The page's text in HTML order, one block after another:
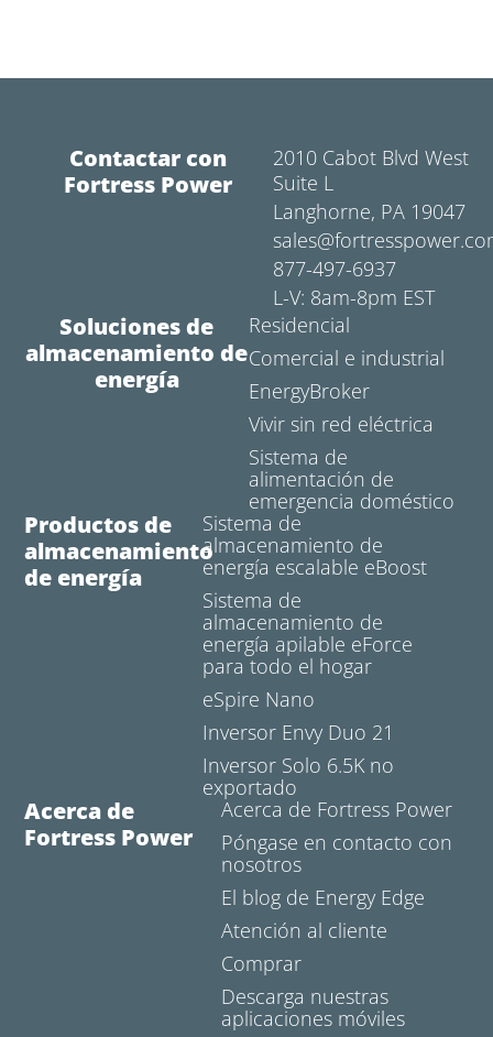
Contactar con
Fortress Power
2010 Cabot Blvd West
Suite L
Langhorne, PA 19047
877-497-6937
L-V: 8am-8pm EST
Soluciones de
almacenamiento de
energía
Residencial
Comercial e industrial
EnergyBroker
Vivir sin red eléctrica
Sistema de
alimentación de
emergencia doméstico
Productos de
almacenamiento
de energía
Sistema de
almacenamiento de
energía escalable eBoost
Sistema de
almacenamiento de
energía apilable eForce
para todo el hogar
eSpire Nano
Inversor Envy Duo 21
Inversor Solo 6.5K no
exportado
Acerca de
Fortress Power
Acerca de Fortress Power
Póngase en contacto con
nosotros
El blog de Energy Edge
Atención al cliente
Comprar
Descarga nuestras
aplicaciones móviles